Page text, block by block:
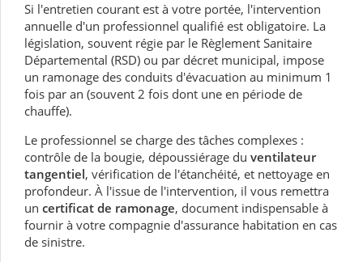
Si l'entretien courant est à votre portée, l'intervention
annuelle d'un professionnel qualifié est obligatoire. La
législation, souvent régie par le Règlement Sanitaire
Départemental (RSD) ou par décret municipal, impose
un ramonage des conduits d'évacuation au minimum 1
fois par an (souvent 2 fois dont une en période de
chauffe).
Le professionnel se charge des tâches complexes :
contrôle de la bougie, dépoussiérage du ventilateur
tangentiel, vérification de l'étanchéité, et nettoyage en
profondeur. À l'issue de l'intervention, il vous remettra
un certificat de ramonage, document indispensable à
fournir à votre compagnie d'assurance habitation en cas
de sinistre.